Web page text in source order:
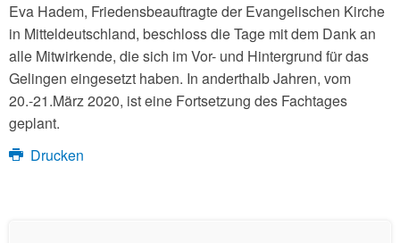
Eva Hadem, Friedensbeauftragte der Evangelischen Kirche
in Mitteldeutschland, beschloss die Tage mit dem Dank an
alle Mitwirkende, die sich im Vor- und Hintergrund für das
Gelingen eingesetzt haben. In anderthalb Jahren, vom
20.-21.März 2020, ist eine Fortsetzung des Fachtages
geplant.
Drucken